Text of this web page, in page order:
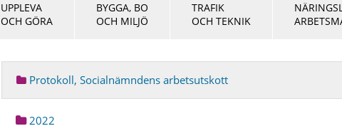
UPPLEVA
OCH GÖRA
BYGGA, BO
OCH MILJÖ
TRAFIK
OCH TEKNIK
Protokoll, Socialnämndens arbetsutskott
2022